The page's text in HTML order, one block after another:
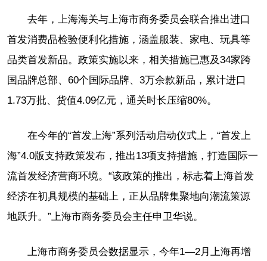
去年，上海海关与上海市商务委员会联合推出进口
首发消费品检验便利化措施，涵盖服装、家电、玩具等
品类首发新品。政策实施以来，相关措施已惠及34家跨
国品牌总部、60个国际品牌、3万余款新品，累计进口
1.73万批、货值4.09亿元，通关时长压缩80%。
在今年的“首发上海”系列活动启动仪式上，“首发上
海”4.0版支持政策发布，推出13项支持措施，打造国际一
流首发经济营商环境。“该政策的推出，标志着上海首发
经济在初具规模的基础上，正从品牌集聚地向潮流策源
地跃升。”上海市商务委员会主任申卫华说。
上海市商务委员会数据显示，今年1—2月上海再增